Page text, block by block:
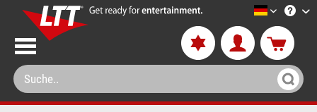
LTT-